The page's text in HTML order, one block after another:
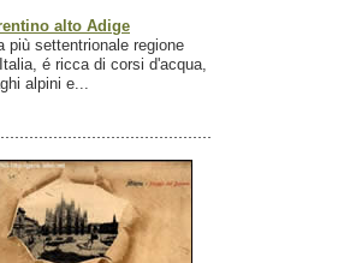
alto Adige
più settentrionale regione
é ricca di corsi d'acqua,
alpini e...